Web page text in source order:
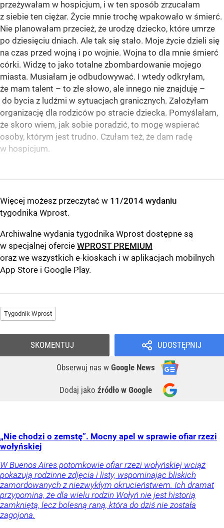
przeżywałam w hospicjum, i w ten sposób zrzucałam
z siebie ten ciężar. Życie mnie trochę wpakowało w śmierć.
Nie planowałam przecież, że urodzę dziecko, które umrze
po dziesięciu dniach. Ale tak się stało. Moje życie dzieli się
na czas przed wojną i po wojnie. Wojna to dla mnie śmierć
córki. Widzę to jako totalne zbombardowanie mojego
miasta. Musiałam je odbudowywać. I wtedy odkryłam,
że mam talent – to złe słowo, ale innego nie znajduję –
do bycia z ludźmi w sytuacjach granicznych. Założyłam
organizację dla rodziców po stracie dziecka. Pomyślałam,
że skoro wiem, jak sobie poradzić, to mogę wspierać
osoby, którym jest trudno. Czułam też, że dam radę
w hospicjum.
Więcej możesz przeczytać w 11/2014 wydaniu
tygodnika Wprost.
Archiwalne wydania tygodnika Wprost dostępne są
w specjalnej ofercie WPROST PREMIUM
oraz we wszystkich e-kioskach i w aplikacjach mobilnych
App Store i Google Play.
Tygodnik Wprost
UDOSTĘPNIJ
Obserwuj nas w Google News
Dodaj jako źródło w Google
SKOMENTUJ
„Nie chodzi o zemstę”. Mocny apel w sprawie ofiar rzezi
wołyńskiej
W Buenos Aires potomkowie ofiar rzezi wołyńskiej wciąż
pokazują rodzinne zdjęcia i listy, wspominając bliskich
zamordowanych z niezwykłym okrucieństwem. Ich dramat
przypomina, że dla wielu rodzin Wołyń nie jest historią
zamkniętą, lecz bolesną raną, która do dziś nie została
zagojona.